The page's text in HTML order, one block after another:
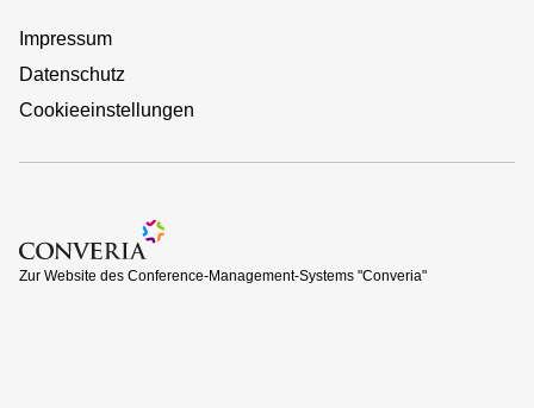
Impressum
Datenschutz
Cookieeinstellungen
Zur Website des Conference-Management-Systems
Zur Website des Conference-Management-Systems "Converia"